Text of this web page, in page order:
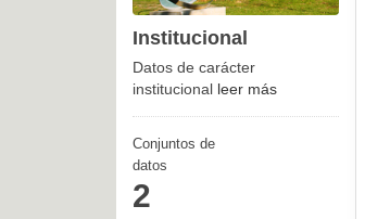
Institucional
Datos de carácter
institucional leer más
Conjuntos de
datos
2